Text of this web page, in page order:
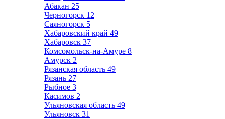
Абакан 25
Черногорск 12
Саяногорск 5
Хабаровский край 49
Хабаровск 37
Комсомольск-на-Амуре 8
Амурск 2
Рязанская область 49
Рязань 27
Рыбное 3
Касимов 2
Ульяновская область 49
Ульяновск 31